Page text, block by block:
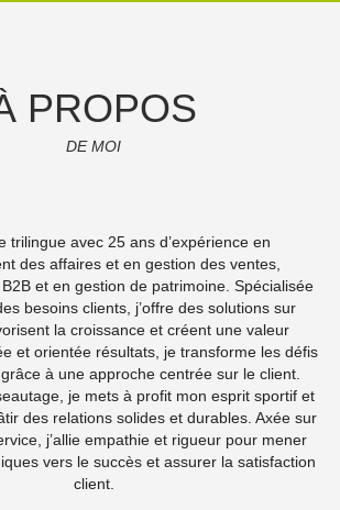
PROPOS
DE MOI
trilingue avec 25 ans d’expérience en
des affaires et en gestion des ventes,
et en gestion de patrimoine. Spécialisée
besoins clients, j’offre des solutions sur
la croissance et créent une valeur
et orientée résultats, je transforme les défis
à une approche centrée sur le client.
je mets à profit mon esprit sportif et
des relations solides et durables. Axée sur
j’allie empathie et rigueur pour mener
vers le succès et assurer la satisfaction
client.